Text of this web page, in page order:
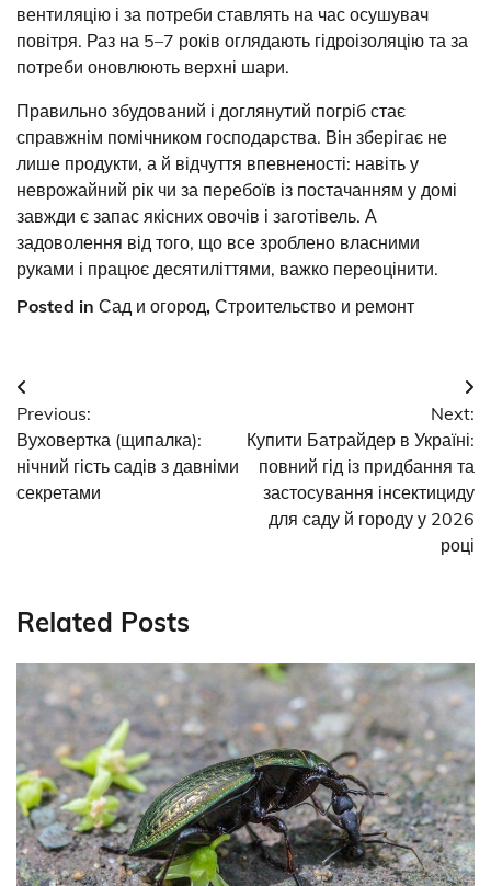
вентиляцію і за потреби ставлять на час осушувач
повітря. Раз на 5–7 років оглядають гідроізоляцію та за
потреби оновлюють верхні шари.
Правильно збудований і доглянутий погріб стає
справжнім помічником господарства. Він зберігає не
лише продукти, а й відчуття впевненості: навіть у
неврожайний рік чи за перебоїв із постачанням у домі
завжди є запас якісних овочів і заготівель. А
задоволення від того, що все зроблено власними
руками і працює десятиліттями, важко переоцінити.
Posted in Сад и огород, Строительство и ремонт
Post
navigation
Previous:
Вуховертка (щипалка):
нічний гість садів з давніми
секретами
Next:
Купити Батрайдер в Україні:
повний гід із придбання та
застосування інсектициду
для саду й городу у 2026
році
Related Posts